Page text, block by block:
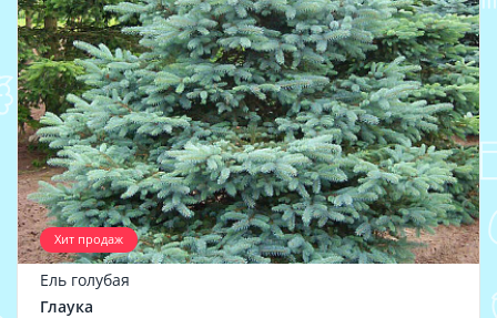
Хит продаж
Ель голубая
Глаука